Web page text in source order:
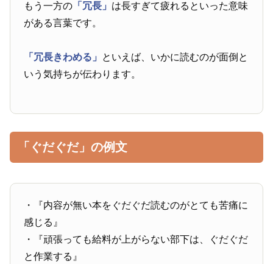
もう一方の 「冗長」 は長すぎて疲れるといった意味
がある言葉です。
「冗長きわめる」 といえば、いかに読むのが面倒と
いう気持ちが伝わります。
「ぐだぐだ」の例文
・『内容が無い本をぐだぐだ読むのがとても苦痛に
感じる』
・『頑張っても給料が上がらない部下は、ぐだぐだ
と作業する』